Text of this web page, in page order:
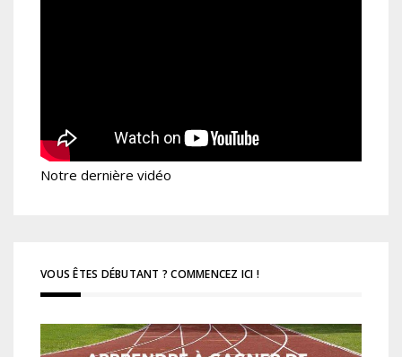
Notre dernière vidéo
VOUS ÊTES DÉBUTANT ? COMMENCEZ ICI !